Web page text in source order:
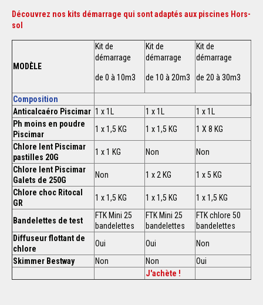
Découvrez nos kits démarrage qui sont adaptés aux piscines Hors-
sol
MODÈLE
Kit de
démarrage
de 0 à 10m3
Kit de
démarrage
de 10 à 20m3
Kit de
démarrage
de 20 à 30m3
Composition
Anticalcaéro Piscimar 1 x 1L 1 x 1L
1 x 1L
Ph moins en poudre
Piscimar
1 x 1,5 KG 1 x 1,5 KG
1 X 8 KG
Chlore lent Piscimar
pastilles 20G
1 x 1 KG Non
Non
Chlore lent Piscimar
Galets de 250G
Non 1 x 2 KG
1 x 5 KG
Chlore choc Ritocal
GR
1 x 1,5 KG 1 x 1,5 KG 1 x 1,5 KG
Bandelettes de test
FTK Mini 25
bandelettes
FTK Mini 25
bandelettes
FTK chlore 50
bandelettes
Diffuseur flottant de
chlore
Oui Oui
Non
Skimmer Bestway
Non Non
Oui
J'achète !